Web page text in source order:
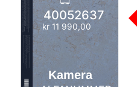
40052637
kr 11 990,00
Kamera